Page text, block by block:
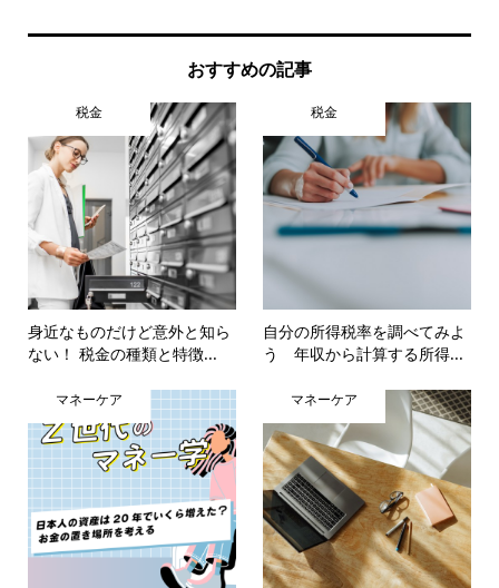
おすすめの記事
税金
身近なものだけど意外と知ら
ない！ 税金の種類と特徴...
税金
自分の所得税率を調べてみよ
う 年収から計算する所得...
マネーケア マネーケア